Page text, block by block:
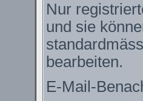
Nur
und sie
bearbeiten.
E-Mail-